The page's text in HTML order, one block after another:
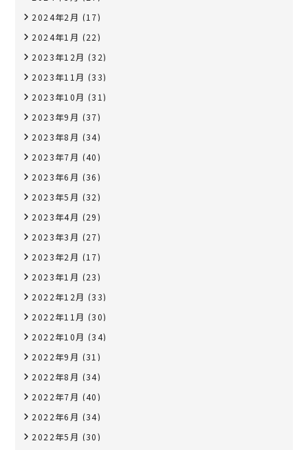
2024年2月 (17)
2024年1月 (22)
2023年12月 (32)
2023年11月 (33)
2023年10月 (31)
2023年9月 (37)
2023年8月 (34)
2023年7月 (40)
2023年6月 (36)
2023年5月 (32)
2023年4月 (29)
2023年3月 (27)
2023年2月 (17)
2023年1月 (23)
2022年12月 (33)
2022年11月 (30)
2022年10月 (34)
2022年9月 (31)
2022年8月 (34)
2022年7月 (40)
2022年6月 (34)
2022年5月 (30)